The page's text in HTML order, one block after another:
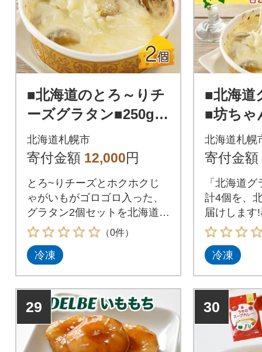
ておくこと
■北海道のとろ～りチ
ーズグラタン■250g 2
個セット 濃厚 ホワイ
トソース_hs289-057
北海道札幌市
寄付金額 12,000円
とろ~りチーズとホクホクじ
ゃがいもがゴロゴロ入った、
グラタン2個セットを北海道札
幌市からお届けします!北海道
豊富町産の濃厚な牛乳で作っ
たクリーミーなホワイトソー
ズでグラタンを作りました。
具材には、北海道産ジャガイ
モ「インカのめざめ」や、ア
スパラ、ベーコンなどを使
用。「インカの目覚め」は、
（0件）
冷凍
■北海道
■坊ちゃ
0g とろ
0g 各2
北海道札幌
寄付金額
「北海道
計4個を、
届けします
南瓜を丸ご
んカボチャ
ろ~り伸び
ろ~りチー
ットになり
食材にこだ
を、ぜひ
ゃんかぼ
冷凍
29 30